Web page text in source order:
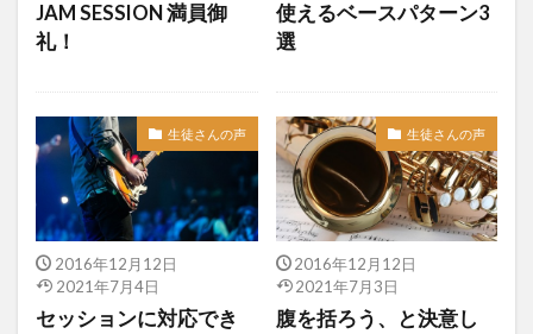
JAM SESSION 満員御
礼！
使えるベースパターン3
選
生徒さんの声
2016年12月12日
2021年7月4日
セッションに対応でき
生徒さんの声
2016年12月12日
2021年7月3日
腹を括ろう、と決意し